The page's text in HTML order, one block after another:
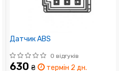
Датчик ABS
0 відгуків
630 ₴ термін 2 дн.